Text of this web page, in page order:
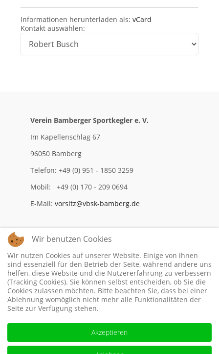
Informationen herunterladen als: vCard
Kontakt auswählen:
Verein Bamberger Sportkegler e. V.
Im Kapellenschlag 67
96050 Bamberg
Telefon: +49 (0) 951 - 1850 3259
Mobil: +49 (0) 170 - 209 0694
E-Mail: vorsitz@vbsk-bamberg.de
Impressum
Datenschutzerklärung
Wir benutzen Cookies
Wir nutzen Cookies auf unserer Website. Einige von ihnen
sind essenziell für den Betrieb der Seite, während andere uns
helfen, diese Website und die Nutzererfahrung zu verbessern
(Tracking Cookies). Sie können selbst entscheiden, ob Sie die
Cookies zulassen möchten. Bitte beachten Sie, dass bei einer
Ablehnung womöglich nicht mehr alle Funktionalitäten der
Seite zur Verfügung stehen.
Akzeptieren